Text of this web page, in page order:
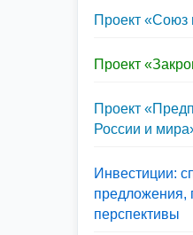
Проект
Проект
Проект
России и
Инвестиции:
предложения,
перспективы